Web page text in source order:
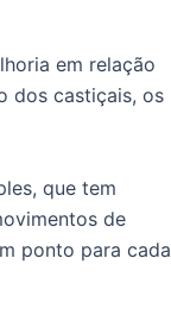
em relação
dos castiçais, os
que tem
de
ponto para cada